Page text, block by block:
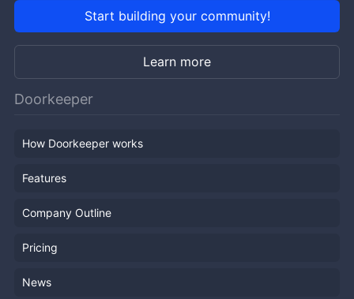
Start building your community!
Learn more
Doorkeeper
How Doorkeeper works
Features
Company Outline
Pricing
News